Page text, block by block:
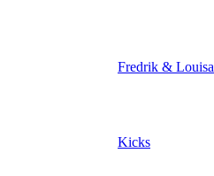
Fredrik & Louisa
Kicks